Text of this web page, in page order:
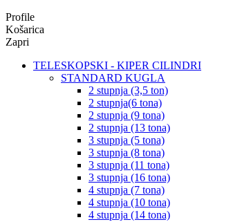
Profile
Košarica
Zapri
TELESKOPSKI - KIPER CILINDRI
STANDARD KUGLA
2 stupnja (3,5 ton)
2 stupnja(6 tona)
2 stupnja (9 tona)
2 stupnja (13 tona)
3 stupnja (5 tona)
3 stupnja (8 tona)
3 stupnja (11 tona)
3 stupnja (16 tona)
4 stupnja (7 tona)
4 stupnja (10 tona)
4 stupnja (14 tona)